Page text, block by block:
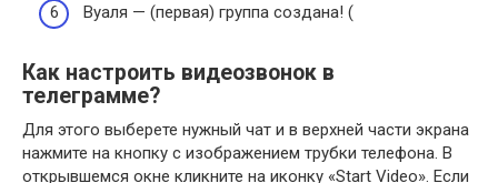
Вуаля — (первая) группа создана! (
Как настроить видеозвонок в
телеграмме?
Для этого выберете нужный чат и в верхней части экрана
нажмите на кнопку с изображением трубки телефона. В
открывшемся окне кликните на иконку «Start Video». Если